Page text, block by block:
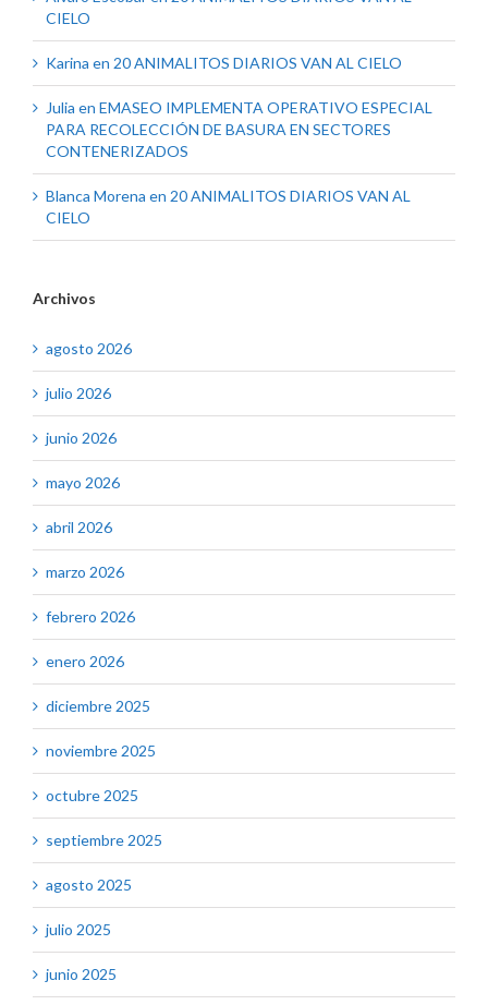
CIELO
Karina en 20 ANIMALITOS DIARIOS VAN AL CIELO
Julia en EMASEO IMPLEMENTA OPERATIVO ESPECIAL
PARA RECOLECCIÓN DE BASURA EN SECTORES
CONTENERIZADOS
Blanca Morena en 20 ANIMALITOS DIARIOS VAN AL
CIELO
Archivos
agosto 2026
julio 2026
junio 2026
mayo 2026
abril 2026
marzo 2026
febrero 2026
enero 2026
diciembre 2025
noviembre 2025
octubre 2025
septiembre 2025
agosto 2025
julio 2025
junio 2025